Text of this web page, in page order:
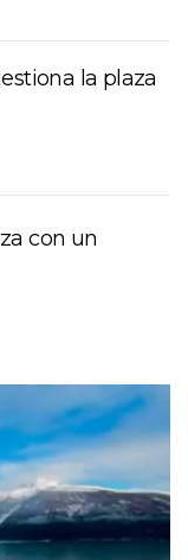
la plaza
con un